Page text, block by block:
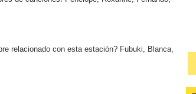
relacionado con esta estación? Fubuki, Blanca,
20